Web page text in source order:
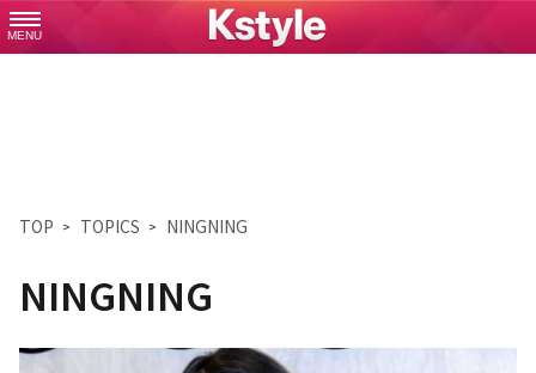
MENU
TOP TOPICS NINGNING
NINGNING